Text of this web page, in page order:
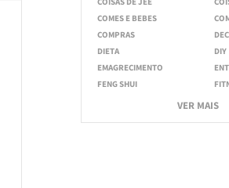
COMES E BEBES
COMPRAS
DIETA
DIY
EMAGRECIMENTO
FENG SHUI
VER MAIS